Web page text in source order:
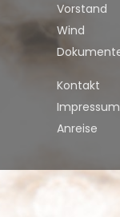
Vorstand
Wind
Kontakt
Impressum
Anreise